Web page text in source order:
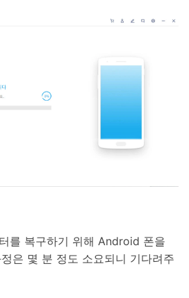
를 복구하기 위해 Android 폰을
은 몇 분 정도 소요되니 기다려주